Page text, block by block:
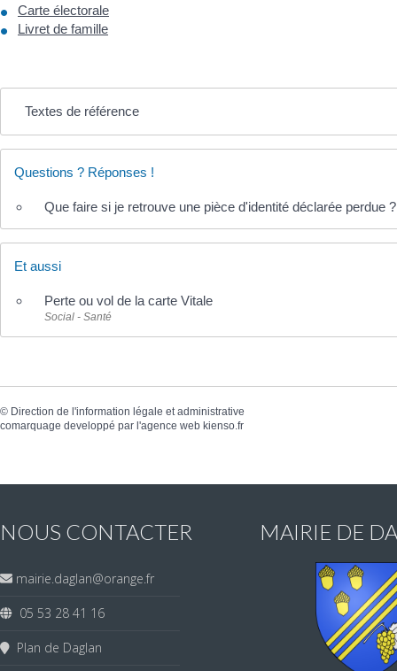
Carte électorale
Livret de famille
Textes de référence
Questions ? Réponses !
Que faire si je retrouve une pièce d'identité déclarée perdue ?
Et aussi
Perte ou vol de la carte Vitale
Social - Santé
© Direction de l'information légale et administrative
comarquage developpé par l'agence web kienso.fr
NOUS CONTACTER
mairie.daglan@orange.fr
05 53 28 41 16
Plan de Daglan
MAIRIE DE